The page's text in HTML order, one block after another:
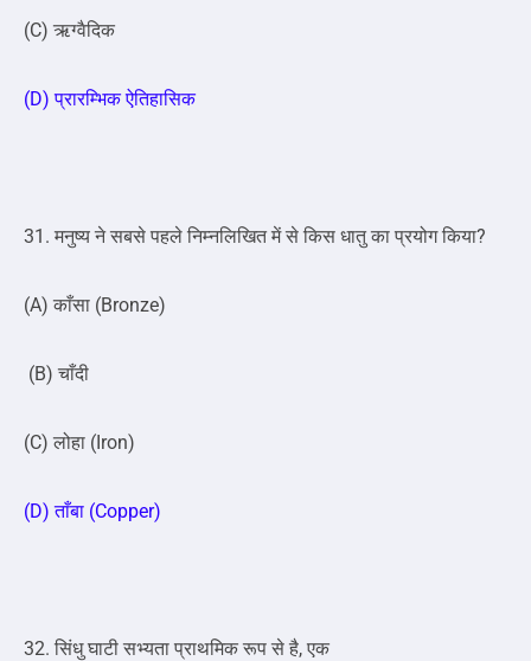
(C) ऋग्वैदिक
(D) प्रारम्भिक ऐतिहासिक
31. मनुष्य ने सबसे पहले निम्नलिखित में से किस धातु का प्रयोग किया?
(A) काँसा (Bronze)
(B) चाँदी
(C) लोहा (Iron)
(D) ताँबा (Copper)
32. सिंधु घाटी सभ्यता प्राथमिक रूप से है, एक